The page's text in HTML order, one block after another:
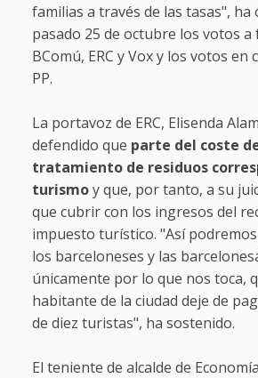
familias a través de las tasas", ha
pasado 25 de octubre los votos a
BComú, ERC y Vox y los votos en
PP.
La portavoz de ERC, Elisenda
defendido que parte del coste
tratamiento de residuos
turismoy que, por tanto, a su
que cubrir con los ingresos del
impuesto turístico. "Así
los barceloneses y las
únicamente por lo que nos toca,
habitante de la ciudad deje de
de diez turistas", ha sostenido.
El teniente de alcalde de